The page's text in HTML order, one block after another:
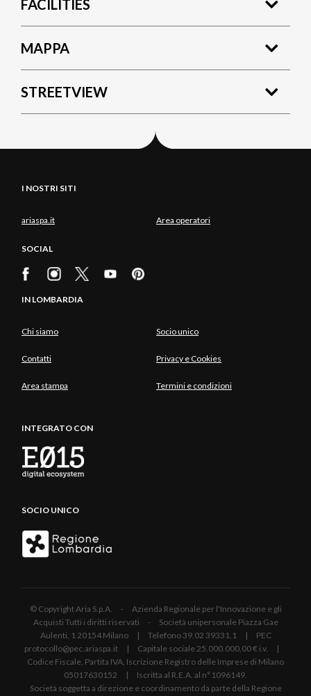
FACILITIES
MAPPA
STREETVIEW
I NOSTRI SITI
ariaspa.it Area operatori
SOCIAL
IN LOMBARDIA
Chi siamo Socio unico
Contatti Privacy e Cookies
Area stampa Termini e condizioni
INTEGRATO CON
SOCIO UNICO
© Copyright Aria S.p.A. - Azienda Regionale per l'Innovazione e gli
Acquisti Tutti i diritti riservati - Società unipersonale Piazza Gae
Aulenti, 1 20154 Milano | Telefono 39.02 39331.1 | PEC
protocollo@pec.ariaspa.it | Capitale sociale 25.000.000,00 € i.v. |
Codice Fiscale, Partita IVA, Iscrizione Registro delle Imprese di Milano
05017630152 | Iscritta al R.E.A. al n°1096149.
Società soggetta a direzione e coordinamento da parte della Regione